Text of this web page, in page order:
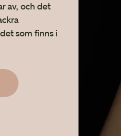
av, och det
som finns i